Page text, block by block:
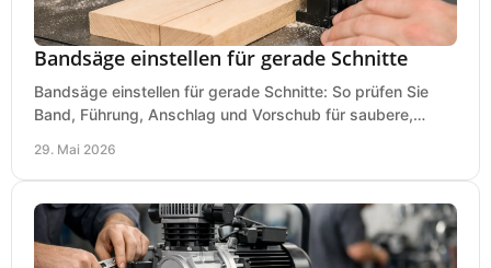
Bandsäge einstellen für gerade Schnitte
Bandsäge einstellen für gerade Schnitte: So prüfen Sie
Band, Führung, Anschlag und Vorschub für saubere,
29. Mai 2026